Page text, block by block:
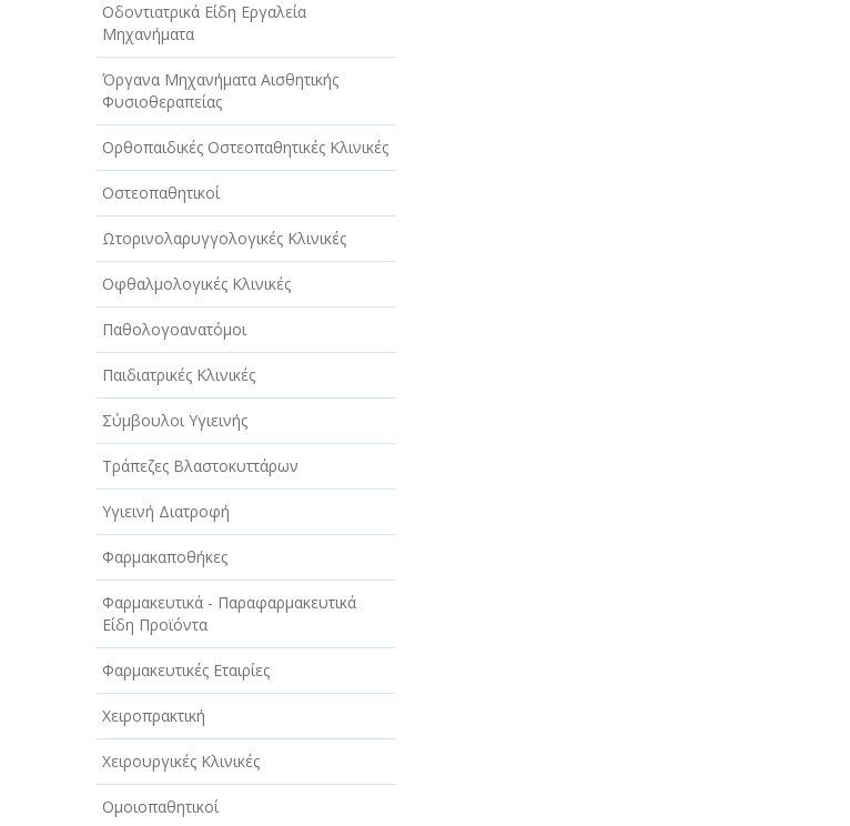
Οδοντιατρικά Είδη Εργαλεία
Μηχανήματα
Όργανα Μηχανήματα Αισθητικής
Φυσιοθεραπείας
Ορθοπαιδικές Οστεοπαθητικές Κλινικές
Οστεοπαθητικοί
Ωτορινολαρυγγολογικές Κλινικές
Οφθαλμολογικές Κλινικές
Παθολογοανατόμοι
Παιδιατρικές Κλινικές
Σύμβουλοι Υγιεινής
Τράπεζες Βλαστοκυττάρων
Υγιεινή Διατροφή
Φαρμακαποθήκες
Φαρμακευτικά - Παραφαρμακευτικά
Είδη Προϊόντα
Φαρμακευτικές Εταιρίες
Χειροπρακτική
Χειρουργικές Κλινικές
Ομοιοπαθητικοί